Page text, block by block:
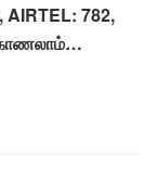
AIRTEL: 782,